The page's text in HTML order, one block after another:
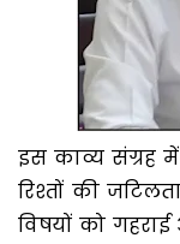
इस काव्य संग्रह
रिश्तों की
विषयों को